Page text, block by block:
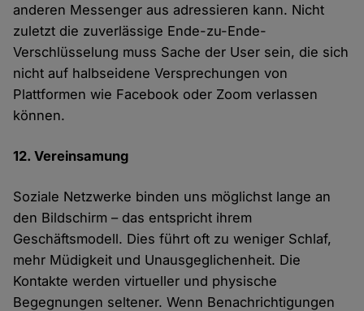
anderen Messenger aus adressieren kann. Nicht
zuletzt die zuverlässige Ende-zu-Ende-
Verschlüsselung muss Sache der User sein, die sich
nicht auf halbseidene Versprechungen von
Plattformen wie Facebook oder Zoom verlassen
können.
12. Vereinsamung
Soziale Netzwerke binden uns möglichst lange an
den Bildschirm – das entspricht ihrem
Geschäftsmodell. Dies führt oft zu weniger Schlaf,
mehr Müdigkeit und Unausgeglichenheit. Die
Kontakte werden virtueller und physische
Begegnungen seltener. Wenn Benachrichtigungen